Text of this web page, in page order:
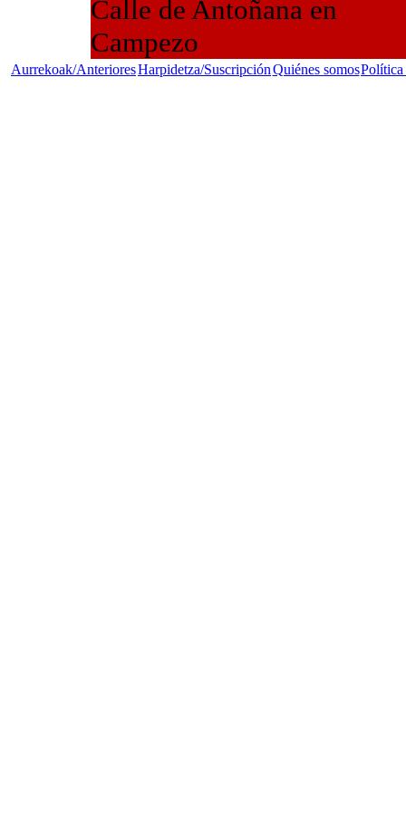
Calle de Antoñana en
Campezo
Aurrekoak/AnterioresHarpidetza/SuscripciónQuiénes somosPolítica